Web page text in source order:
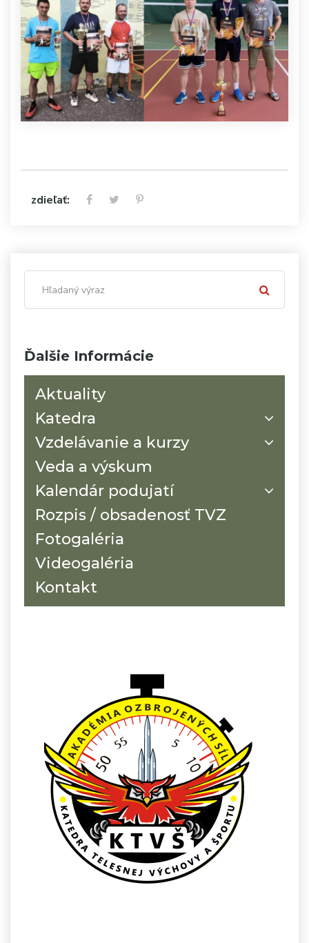
Ďalšie Informácie
Aktuality
Katedra
Vzdelávanie a kurzy
Veda a výskum
Kalendár podujatí
Rozpis / obsadenosť TVZ
Fotogaléria
Videogaléria
Kontakt
zdieľať: